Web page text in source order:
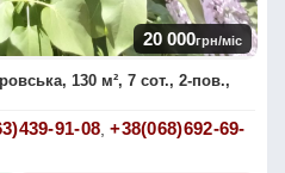
20 000грн/міс
130 м², 7 сот., 2-пов.,
91-08,+38(068)692-69-